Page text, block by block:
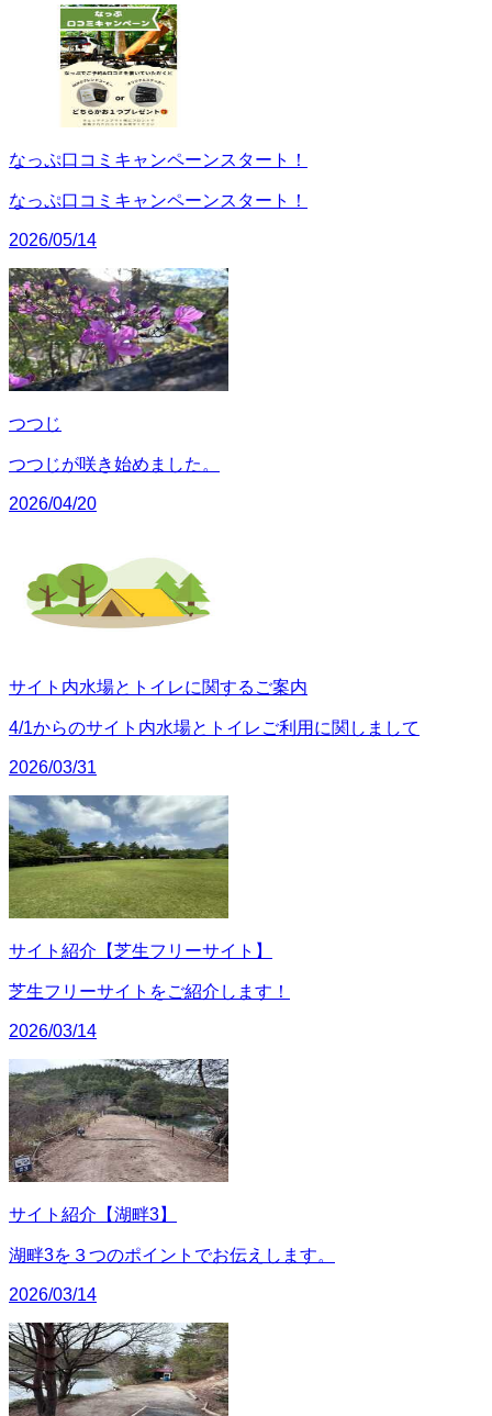
なっぷ口コミキャンペーンスタート！
なっぷ口コミキャンペーンスタート！
2026/05/14
つつじ
つつじが咲き始めました。
2026/04/20
サイト内水場とトイレに関するご案内
4/1からのサイト内水場とトイレご利用に関しまして
2026/03/31
サイト紹介【芝生フリーサイト】
芝生フリーサイトをご紹介します！
2026/03/14
サイト紹介【湖畔3】
湖畔3を３つのポイントでお伝えします。
2026/03/14